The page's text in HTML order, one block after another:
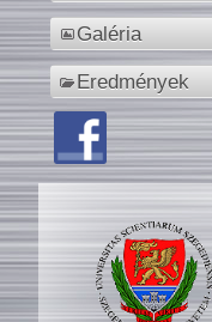
Galéria
Eredmények